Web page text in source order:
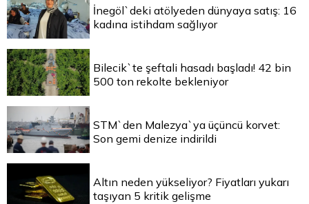
İnegöl`deki atölyeden dünyaya satış: 16
kadına istihdam sağlıyor
Bilecik`te şeftali hasadı başladı! 42 bin
500 ton rekolte bekleniyor
STM`den Malezya`ya üçüncü korvet:
Son gemi denize indirildi
Altın neden yükseliyor? Fiyatları yukarı
taşıyan 5 kritik gelişme